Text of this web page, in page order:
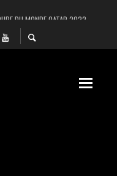
DU MONDE QATAR 2022
SERVICE! EST-CE UNE CYBER-
EN ULTRA-HAUTE DÉFINITION
HABITÉ DE SPACEX
BEN ALI, SERA-T-IL ENTERRÉ EN